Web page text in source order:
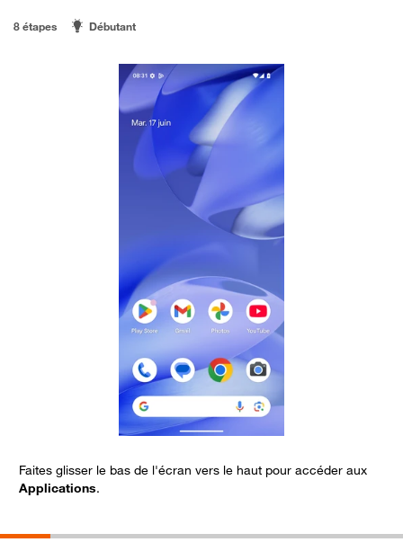
8 étapes Débutant
Faites glisser le bas de l'écran vers le haut pour accéder aux
Applications.